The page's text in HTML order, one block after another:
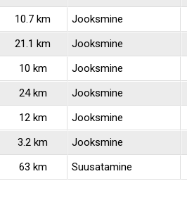
10.7 km Jooksmine
21.1 km Jooksmine
10 km Jooksmine
24 km Jooksmine
12 km Jooksmine
3.2 km Jooksmine
63 km Suusatamine